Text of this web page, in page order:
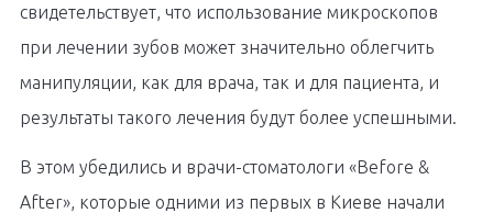
свидетельствует, что использование микроскопов
при лечении зубов может значительно облегчить
манипуляции, как для врача, так и для пациента, и
результаты такого лечения будут более успешными.
В этом убедились и врачи-стоматологи «Before &
After», которые одними из первых в Киеве начали